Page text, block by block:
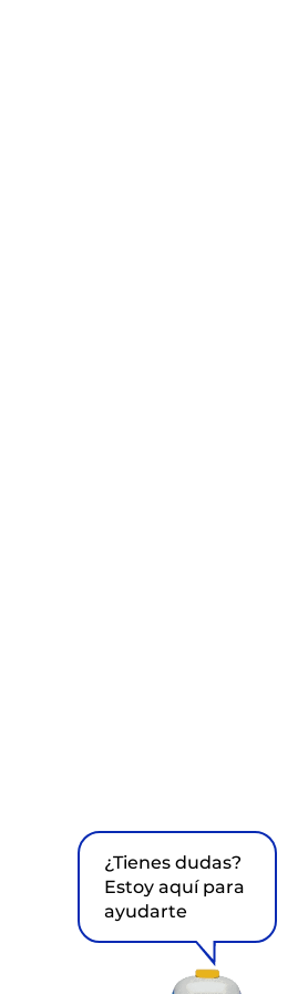
¿Tienes dudas?
Estoy aquí para
ayudarte